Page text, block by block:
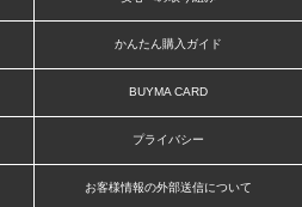
かんたん購入ガイド
BUYMA CARD
プライバシー
お客様情報の外部送信について